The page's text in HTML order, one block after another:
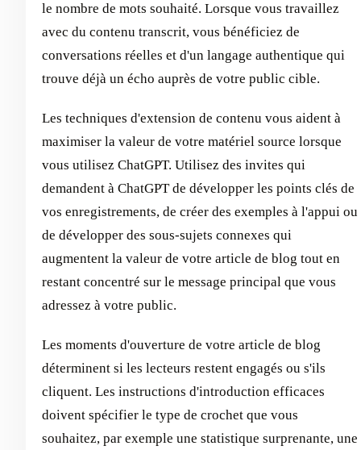
le nombre de mots souhaité. Lorsque vous travaillez
avec du contenu transcrit, vous bénéficiez de
conversations réelles et d'un langage authentique qui
trouve déjà un écho auprès de votre public cible.
Les techniques d'extension de contenu vous aident à
maximiser la valeur de votre matériel source lorsque
vous utilisez ChatGPT. Utilisez des invites qui
demandent à ChatGPT de développer les points clés de
vos enregistrements, de créer des exemples à l'appui ou
de développer des sous-sujets connexes qui
augmentent la valeur de votre article de blog tout en
restant concentré sur le message principal que vous
adressez à votre public.
Les moments d'ouverture de votre article de blog
déterminent si les lecteurs restent engagés ou s'ils
cliquent. Les instructions d'introduction efficaces
doivent spécifier le type de crochet que vous
souhaitez, par exemple une statistique surprenante, une